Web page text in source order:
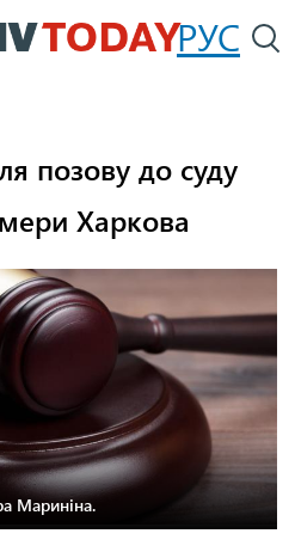
Перейти
до
РУС
позову до суду
Харкова
Мариніна.